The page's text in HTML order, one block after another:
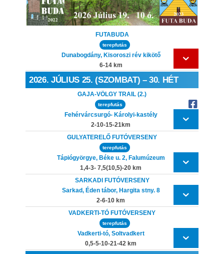
FUTABUDA
terepfutás
Dunabogdány, Kisoroszi rév kikötő
6-14 km
2026. JÚLIUS 25. (SZOMBAT) – 30. HÉT
GAJA-VÖLGY TRAIL (2.)
terepfutás
Fehérvárcsurgó- Károlyi-kastély
2-10-15-21km
GULYATERELŐ FUTÓVERSENY
terepfutás
Tápiógyörgye, Béke u. 2, Falumúzeum
1,4-3- 7,5(10,5)-20 km
SARKADI FUTÓVERSENY
Sarkad, Éden tábor, Hargita stny. 8
2-6-10 km
VADKERTI-TÓ FUTÓVERSENY
terepfutás
Vadkerti-tó, Soltvadkert
0,5-5-10-21-42 km